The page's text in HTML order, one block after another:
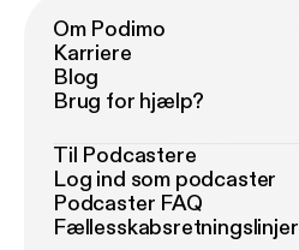
Om Podimo
Karriere
Blog
Brug for hjælp?
Til Podcastere
Log ind som podcaster
Podcaster FAQ
Fællesskabsretningslinjer